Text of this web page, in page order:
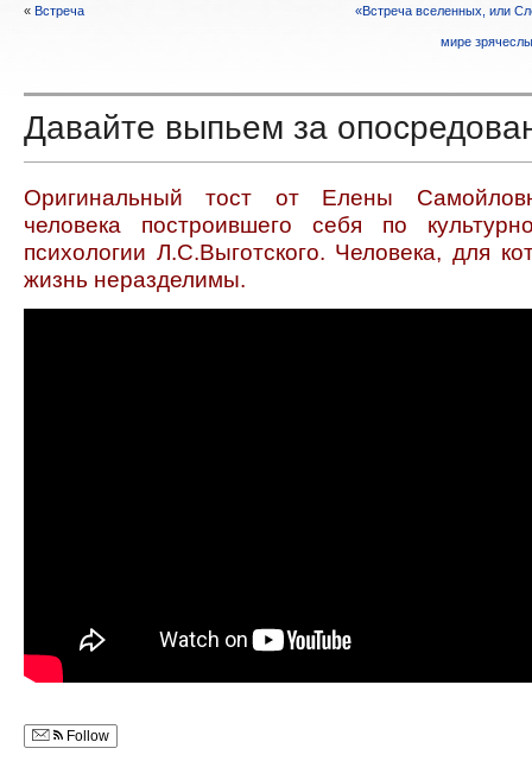
« Встреча «Встреча вселенных, или
мире
Давайте выпьем за
Оригинальный тост от Елены
человека построившего себя по
психологии Л.С.Выготского. Человека, для
жизнь неразделимы.
Follow